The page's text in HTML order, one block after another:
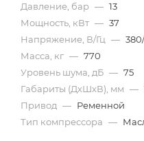
Давление, бар — 13
Мощность, кВт — 37
Напряжение, В/Гц —
Масса, кг — 770
Уровень шума, дБ — 75
Габариты (ДхШхВ), мм —
Привод — Ременной
Тип компрессора —